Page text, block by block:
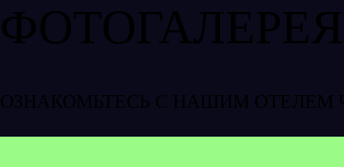
ФОТОГАЛЕРЕЯ
ОЗНАКОМЬТЕСЬ С НАШИМ ОТЕЛЕМ